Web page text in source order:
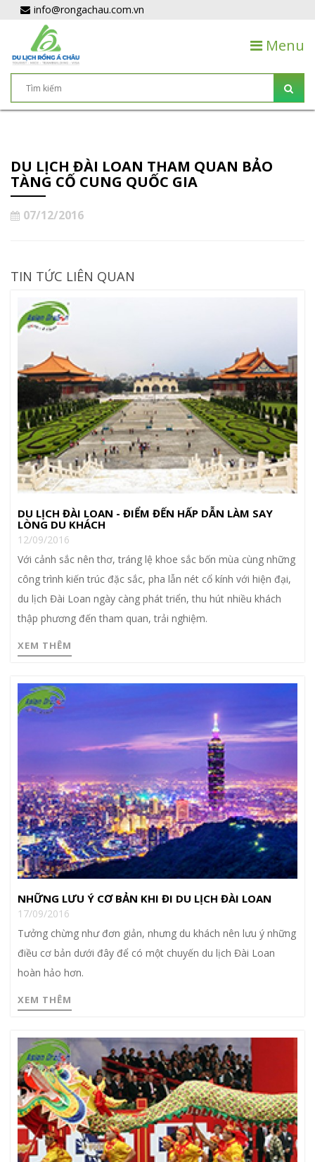
info@rongachau.com.vn
Menu
DU LỊCH ĐÀI LOAN THAM QUAN BẢO
TÀNG CỐ CUNG QUỐC GIA
07/12/2016
TIN TỨC LIÊN QUAN
DU LỊCH ĐÀI LOAN - ĐIỂM ĐẾN HẤP DẪN LÀM SAY
LÒNG DU KHÁCH
12/09/2016
Với cảnh sắc nên thơ, tráng lệ khoe sắc bốn mùa cùng những
công trình kiến trúc đặc sắc, pha lẫn nét cổ kính với hiện đại,
du lịch Đài Loan ngày càng phát triển, thu hút nhiều khách
thập phương đến tham quan, trải nghiệm.
XEM THÊM
NHỮNG LƯU Ý CƠ BẢN KHI ĐI DU LỊCH ĐÀI LOAN
17/09/2016
Tưởng chừng như đơn giản, nhưng du khách nên lưu ý những
điều cơ bản dưới đây để có một chuyến du lịch Đài Loan
hoàn hảo hơn.
XEM THÊM